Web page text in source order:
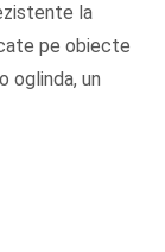
la
pe obiecte
oglinda, un